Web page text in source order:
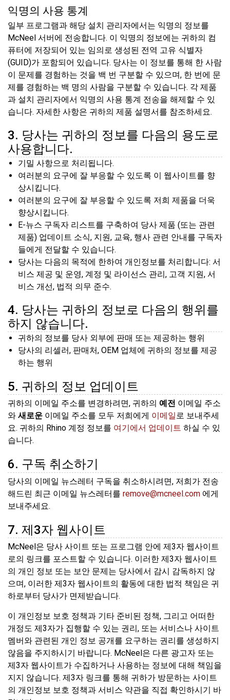
익명의 사용 통계
일부 프로그램과 해당 설치 관리자에서는 익명의 정보를
McNeel 서버에 전송합니다. 이 익명의 정보에는 귀하의 컴
퓨터에 저장되어 있는 임의로 생성된 전역 고유 식별자
(GUID)가 포함되어 있습니다. 당사는 이 정보를 통해 한 사람
이 문제를 경험하는 것을 백 번 구분할 수 있으며, 한 번에 문
제를 경험하는 백 명의 사람을 구분할 수 있습니다. 각 제품
과 설치 관리자에서 익명의 사용 통계 전송을 해제할 수 있
습니다. 자세한 사항은 귀하의 제품 설명서를 참조하세요.
3. 당사는 귀하의 정보를 다음의 용도로
사용합니다.
기밀 사항으로 처리됩니다.
여러분의 요구에 잘 부응할 수 있도록 이 웹사이트를 향
상시킵니다.
여러분의 요구에 잘 부응할 수 있도록 저희 제품을 더욱
향상시킵니다.
E-뉴스 구독자 리스트를 구축하여 당사 제품 (또는 관련
제품) 업데이트 소식, 지원, 교육, 행사 관련 안내를 구독자
들에게 전달할 수 있습니다.
당사는 다음의 목적에 한하여 개인정보를 처리합니다: 서
비스 제공 및 운영, 계정 및 라이선스 관리, 고객 지원, 서
비스 개선, 법적 의무 준수.
4. 당사는 귀하의 정보로 다음의 행위를
하지 않습니다.
귀하의 정보를 당사 외부에 판매 또는 제공하는 행위
당사의 리셀러, 판매처, OEM 업체에 귀하의 정보를 제공
하는 행위
5. 귀하의 정보 업데이트
귀하의 이메일 주소를 변경하려면, 귀하의 예전 이메일 주소
와 새로운 이메일 주소를 모두 저희에게 이메일로 보내주세
요. 귀하의 Rhino 계정 정보를 여기에서 업데이트 하실 수 있
습니다.
6. 구독 취소하기
당사의 이메일 뉴스레터 구독을 취소하시려면, 저희가 전송
해드린 최근 이메일 뉴스레터를 remove@mcneel.com 에게
보내주세요.
7. 제3자 웹사이트
McNeel은 당사 사이트 또는 프로그램 안에 제3자 웹사이트
로의 링크를 포스트할 수 있습니다. 이러한 제3자 웹사이트
의 개인 정보 또는 보안 문제는 당사에서 감시 감독하지 않
으며, 이러한 제3자 웹사이트의 활동에 대한 법적 책임은 귀
하로부터 당사가 면제받습니다.
이 개인정보 보호 정책과 기타 준비된 정책, 그리고 어떠한
개정도 제3자가 집행할 수 있는 권리, 또는 서비스나 사이트
멤버와 관련된 개인 정보 공개를 요구하는 권리를 생성하지
않음을 주지하시기 바랍니다. McNeel은 다른 광고자 또는
제3자 웹사이트가 수집하거나 사용하는 정보에 대해 책임을
지지 않습니다. 제3자 링크를 통해 귀하가 방문하는 사이트
의 개인정보 보호 정책과 서비스 약관을 직접 확인하시기 바